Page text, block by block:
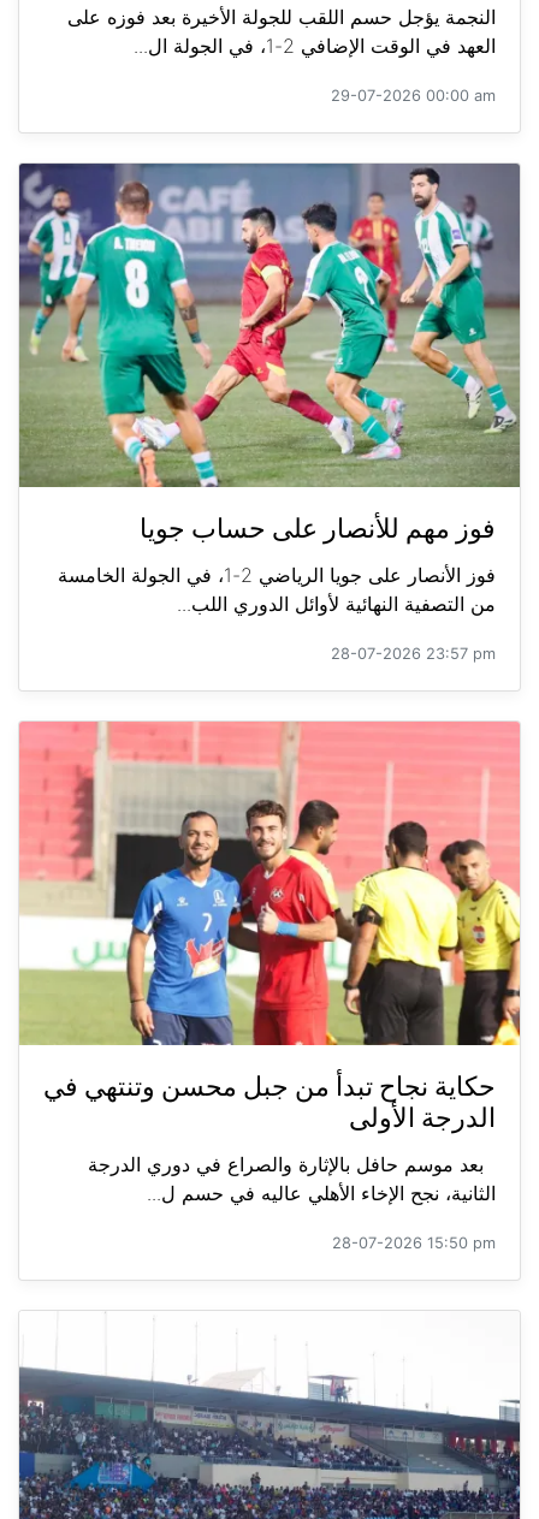
النجمة يؤجل حسم اللقب للجولة الأخيرة بعد فوزه على
العهد في الوقت الإضافي 2-1، في الجولة ال...
29-07-2026 00:00 am
فوز مهم للأنصار على حساب جويا
فوز الأنصار على جويا الرياضي 2-1، في الجولة الخامسة
من التصفية النهائية لأوائل الدوري اللب...
28-07-2026 23:57 pm
حكاية نجاح تبدأ من جبل محسن وتنتهي في
الدرجة الأولى
بعد موسم حافل بالإثارة والصراع في دوري الدرجة
الثانية، نجح الإخاء الأهلي عاليه في حسم ل...
28-07-2026 15:50 pm